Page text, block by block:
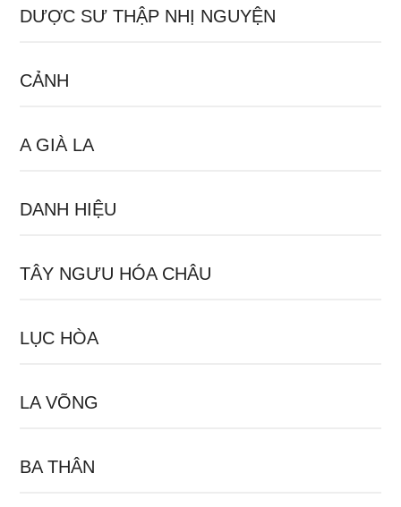
DƯỢC SƯ THẬP NHỊ NGUYỆN
CẢNH
A GIÀ LA
DANH HIỆU
TÂY NGƯU HÓA CHÂU
LỤC HÒA
LA VÕNG
BA THÂN